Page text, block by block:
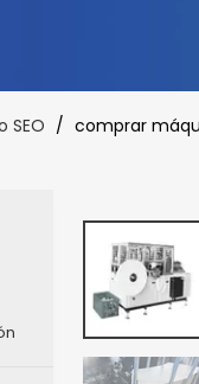
SEO / comprar